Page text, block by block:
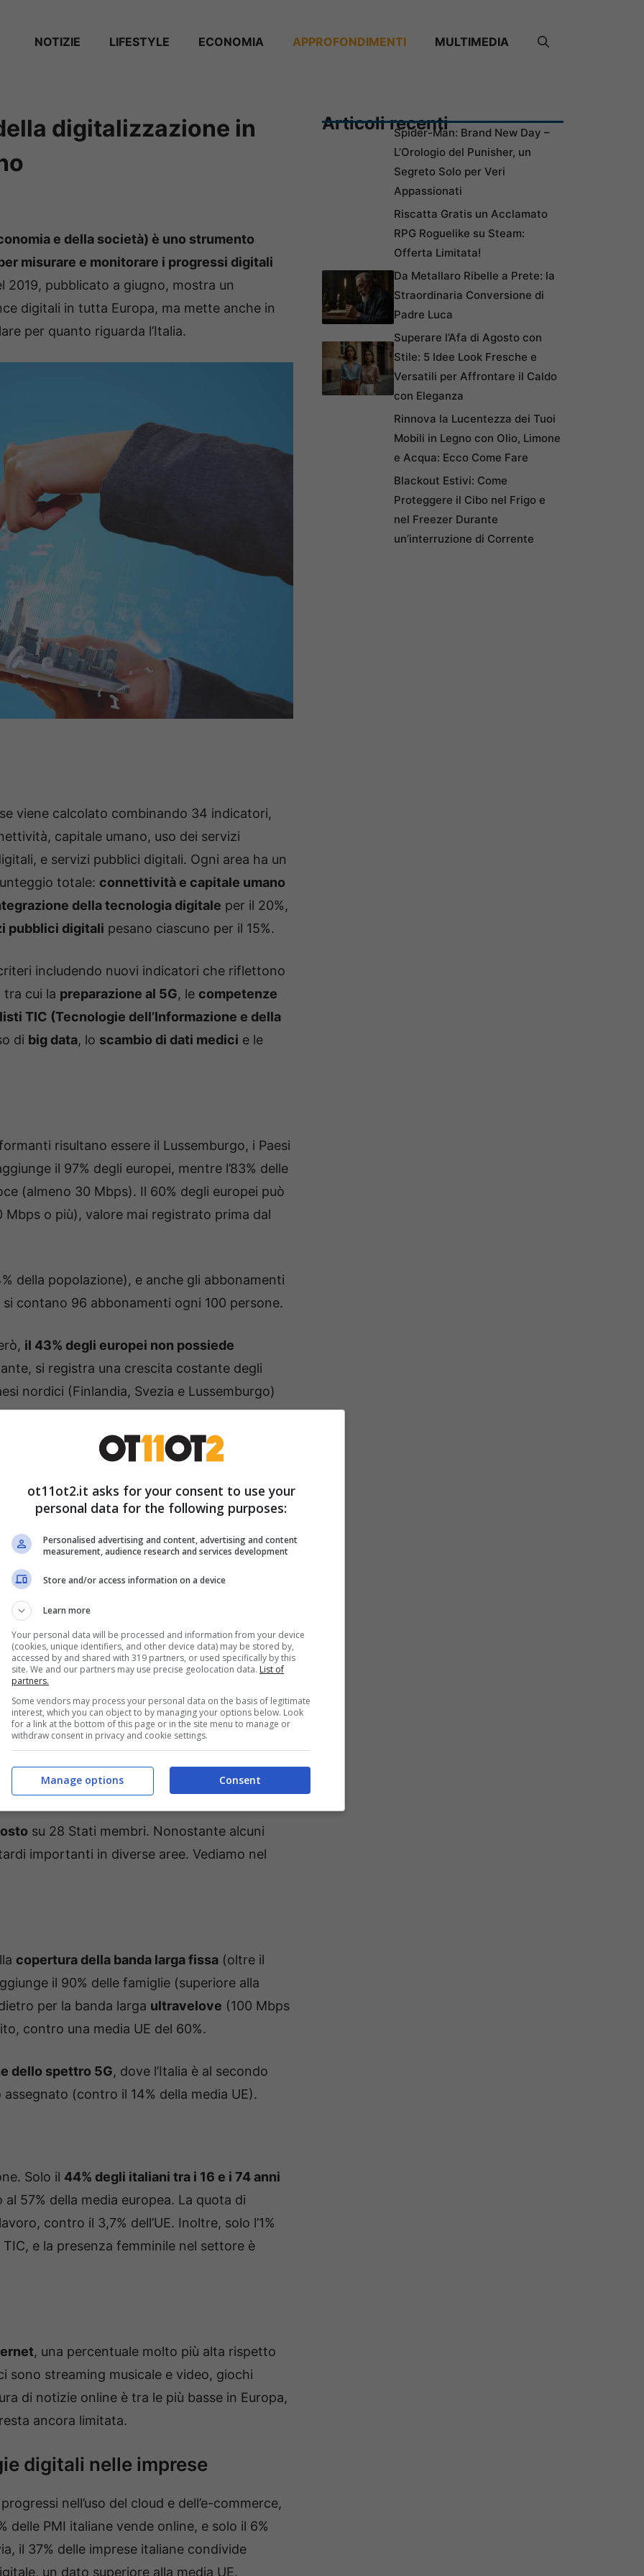
NOTIZIE ⁠⁠LIFESTYLE ECONOMIA APPROFONDIMENTI MULTIMEDIA
digitalizzazione in
e della società) è uno strumento
misurare e monitorare i progressi digitali
2019, pubblicato a giugno, mostra un
digitali in tutta Europa, ma mette anche in
per quanto riguarda l’Italia.
viene calcolato combinando 34 indicatori,
capitale umano, uso dei servizi
e servizi pubblici digitali. Ogni area ha un
totale: connettività e capitale umano
della tecnologia digitale per il 20%,
pubblici digitali pesano ciascuno per il 15%.
includendo nuovi indicatori che riflettono
tra cui la preparazione al 5G, le competenze
TIC (Tecnologie dell’Informazione e della
di big data, lo scambio di dati medici e le
risultano essere il Lussemburgo, i Paesi
il 97% degli europei, mentre l’83% delle
(almeno 30 Mbps). Il 60% degli europei può
o più), valore mai registrato prima dal
della popolazione), e anche gli abbonamenti
contano 96 abbonamenti ogni 100 persone.
il 43% degli europei non possiede
si registra una crescita costante degli
nordici (Finlandia, Svezia e Lussemburgo)
degli europei compie attività online
e-commerce e online banking sono tra gli
mentre il 49% effettua chiamate audio o
digitali da parte delle imprese
11% al 18%) e dei social media aziendali
PMI vende online, e meno della metà effettua
utenti Internet ha inviato moduli online alla
utilizza prescrizioni elettroniche, e il 43%
I Paesi più avanzati sono Finlandia,
su 28 Stati membri. Nonostante alcuni
importanti in diverse aree. Vediamo nel
copertura della banda larga fissa (oltre il
il 90% delle famiglie (superiore alla
per la banda larga ultravelove (100 Mbps
contro una media UE del 60%.
dello spettro 5G, dove l’Italia è al secondo
(contro il 14% della media UE).
Solo il 44% degli italiani tra i 16 e i 74 anni
al 57% della media europea. La quota di
contro il 3,7% dell’UE. Inoltre, solo l’1%
e la presenza femminile nel settore è
, una percentuale molto più alta rispetto
sono streaming musicale e video, giochi
di notizie online è tra le più basse in Europa,
ancora limitata.
digitali nelle imprese
nell’uso del cloud e dell’e-commerce,
delle PMI italiane vende online, e solo il 6%
il 37% delle imprese italiane condivide
un dato superiore alla media UE.
Articoli recentiSpider-Man: Brand New Day –
L’Orologio del Punisher, un
Segreto Solo per Veri
Appassionati
Riscatta Gratis un Acclamato
RPG Roguelike su Steam:
Offerta Limitata!
Da Metallaro Ribelle a Prete: la
Straordinaria Conversione di
Padre Luca
Superare l’Afa di Agosto con
Stile: 5 Idee Look Fresche e
Versatili per Affrontare il Caldo
con Eleganza
Rinnova la Lucentezza dei Tuoi
Mobili in Legno con Olio, Limone
e Acqua: Ecco Come Fare
Blackout Estivi: Come
Proteggere il Cibo nel Frigo e
nel Freezer Durante
un’interruzione di Corrente
ot11ot2.it asks for your consent to use your
personal data for the following purposes:
Personalised advertising and content, advertising and content
measurement, audience research and services development
Store and/or access information on a device
Learn more
Your personal data will be processed and information from your device
(cookies, unique identifiers, and other device data) may be stored by,
accessed by and shared with 319 partners, or used specifically by this
site. We and our partners may use precise geolocation data. List of
partners.
Some vendors may process your personal data on the basis of legitimate
interest, which you can object to by managing your options below. Look
for a link at the bottom of this page or in the site menu to manage or
withdraw consent in privacy and cookie settings.
Consent
Manage options